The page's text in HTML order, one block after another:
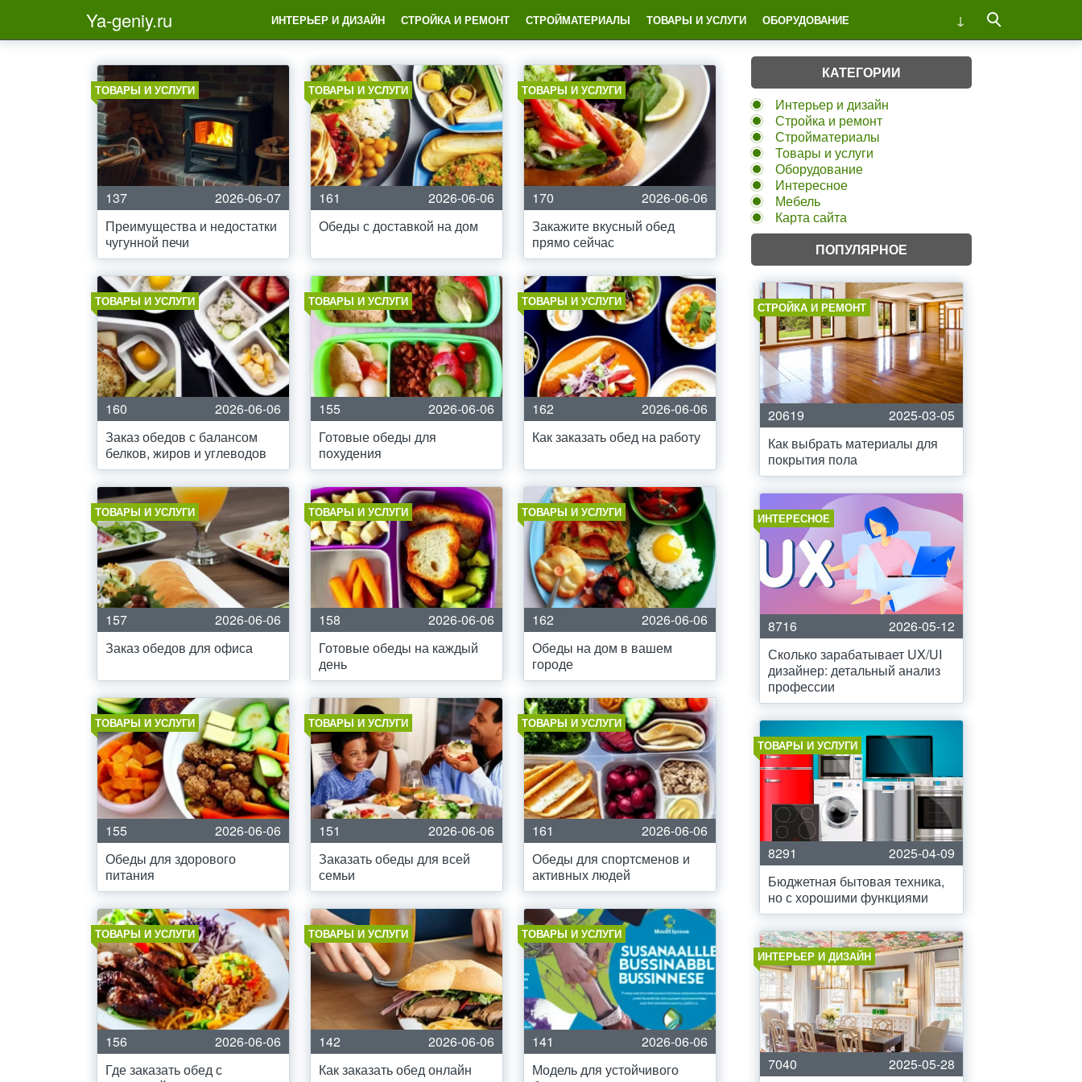
Ya-geniy.ru ИНТЕРЬЕР И ДИЗАЙН СТРОЙКА И РЕМОНТ СТРОЙМАТЕРИАЛЫ ТОВАРЫ И УСЛУГИ ОБОРУДОВАНИЕ
ТОВАРЫ И УСЛУГИ
137
2026-06-07
Преимущества и недостатки
чугунной печи
ТОВАРЫ И УСЛУГИ
161
2026-06-06
Обеды с доставкой на дом
ТОВАРЫ И УСЛУГИ
170
2026-06-06
Закажите вкусный обед
прямо сейчас
ТОВАРЫ И УСЛУГИ
160
2026-06-06
Заказ обедов с балансом
белков, жиров и углеводов
ТОВАРЫ И УСЛУГИ
155
2026-06-06
Готовые обеды для
похудения
ТОВАРЫ И УСЛУГИ
162
2026-06-06
Как заказать обед на работу
ТОВАРЫ И УСЛУГИ
157
2026-06-06
Заказ обедов для офиса
ТОВАРЫ И УСЛУГИ
158
2026-06-06
Готовые обеды на каждый
день
ТОВАРЫ И УСЛУГИ
162
2026-06-06
Обеды на дом в вашем
городе
ТОВАРЫ И УСЛУГИ
155
2026-06-06
Обеды для здорового
питания
ТОВАРЫ И УСЛУГИ
151
2026-06-06
Заказать обеды для всей
семьи
ТОВАРЫ И УСЛУГИ
161
2026-06-06
Обеды для спортсменов и
активных людей
ТОВАРЫ И УСЛУГИ
156
2026-06-06
Где заказать обед с
ТОВАРЫ И УСЛУГИ
142
2026-06-06
Как заказать обед онлайн
ТОВАРЫ И УСЛУГИ
141
2026-06-06
Модель для устойчивого
КАТЕГОРИИ
Интерьер и дизайн
Стройка и ремонт
Стройматериалы
Товары и услуги
Оборудование
Интересное
Мебель
Карта сайта
ПОПУЛЯРНОЕ
СТРОЙКА И РЕМОНТ
20619
2025-03-05
Как выбрать материалы для
покрытия пола
ИНТЕРЕСНОЕ
8716
2026-05-12
Сколько зарабатывает UX/UI
дизайнер: детальный анализ
профессии
ТОВАРЫ И УСЛУГИ
8291
2025-04-09
Бюджетная бытовая техника,
но с хорошими функциями
ИНТЕРЬЕР И ДИЗАЙН
7040 2025-05-28